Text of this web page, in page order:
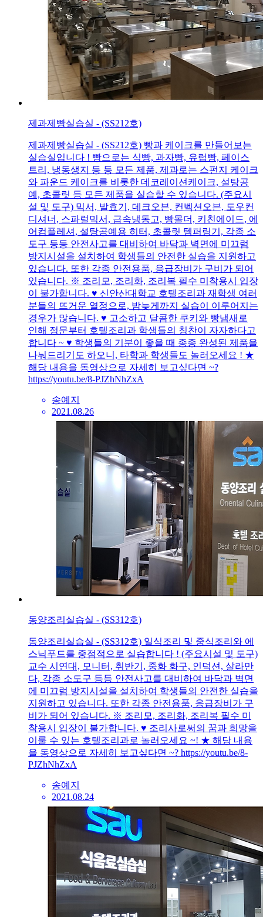
제과제빵실습실 - (SS212호)
제과제빵실습실 - (SS212호) 빵과 케이크를 만들어보는
실습실입니다 ! 빵으로는 식빵, 과자빵, 유럽빵, 페이스
트리, 냉동생지 등 등 모든 제품, 제과로는 스펀지 케이크
와 파운드 케이크를 비롯한 데코레이션케이크, 설탕공
예, 초콜릿 등 모든 제품을 실습할 수 있습니다. (주요시
설 및 도구) 믹서, 발효기, 데크오븐, 컨벡션오븐, 도우컨
디셔너, 스파럴믹서, 급속냉동고, 빵몰더, 키친에이드, 에
어컴플레셔, 설탕공예용 히터, 초콜릿 템퍼링기, 각종 소
도구 등등 안전사고를 대비하여 바닥과 벽면에 미끄럼
방지시설을 설치하여 학생들의 안전한 실습을 지원하고
있습니다. 또한 각종 안전용품, 응급장비가 구비가 되어
있습니다. ※ 조리모, 조리화, 조리복 필수 미착용시 입장
이 불가합니다. ♥ 신안산대학교 호텔조리과 재학생 여러
분들의 뜨거운 열정으로, 밤늦게까지 실습이 이루어지는
경우가 많습니다. ♥ 고소하고 달콤한 쿠키와 빵냄새로
인해 정문부터 호텔조리과 학생들의 칭찬이 자자하다고
합니다 ~ ♥ 학생들의 기분이 좋을 때 종종 완성된 제품을
나눠드리기도 하오니, 타학과 학생들도 놀러오세요 ! ★
해당 내용을 동영상으로 자세히 보고싶다면 ~?
https://youtu.be/8-PJZhNhZxA
송예지
2021.08.26
동양조리실습실 - (SS312호)
동양조리실습실 - (SS312호) 일식조리 및 중식조리와 에
스닉푸드를 중점적으로 실습합니다 ! (주요시설 및 도구)
교수 시연대, 모니터, 취반기, 중화 화구, 인덕션, 살라만
다, 각종 소도구 등등 안전사고를 대비하여 바닥과 벽면
에 미끄럼 방지시설을 설치하여 학생들의 안전한 실습을
지원하고 있습니다. 또한 각종 안전용품, 응급장비가 구
비가 되어 있습니다. ※ 조리모, 조리화, 조리복 필수 미
착용시 입장이 불가합니다. ♥ 조리사로써의 꿈과 희망을
이룰 수 있는 호텔조리과로 놀러오세요 ~! ★ 해당 내용
을 동영상으로 자세히 보고싶다면 ~? https://youtu.be/8-
PJZhNhZxA
송예지
2021.08.24